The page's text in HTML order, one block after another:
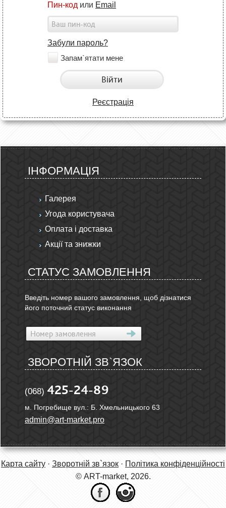
Пин-код или Email
Забули пароль?
Запам`ятати мене
Війти
Реєстрація
ІНФОРМАЦІЯ
Галерея
Угода користувача
Оплата і доставка
Акції та знижки
СТАТУС ЗАМОВЛЕННЯ
Введіть номер вашого замовлення, щоб дізнатися
його поточний статус виконання
ЗВОРОТНІЙ ЗВ`ЯЗОК
(068) 425-24-89
м. Погребище вул.: Б. Хмельницького 63
admin@art-market.pro
Карта сайту · Зворотній зв`язок · Політика конфіденційності
© ART-market, 2026.